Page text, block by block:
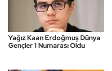
Yağız Kaan Erdoğmuş Dünya
Gençler 1 Numarası Oldu